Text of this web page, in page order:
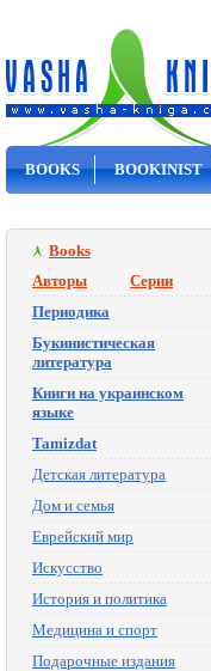
BOOKS BOOKINIST
Books
Авторы
Серии
Периодика
Букинистическая
литература
Книги на украинском
языке
Tamizdat
Детская литература
Дом и семья
Еврейский мир
Искусство
История и политика
Медицина и спорт
Подарочные издания